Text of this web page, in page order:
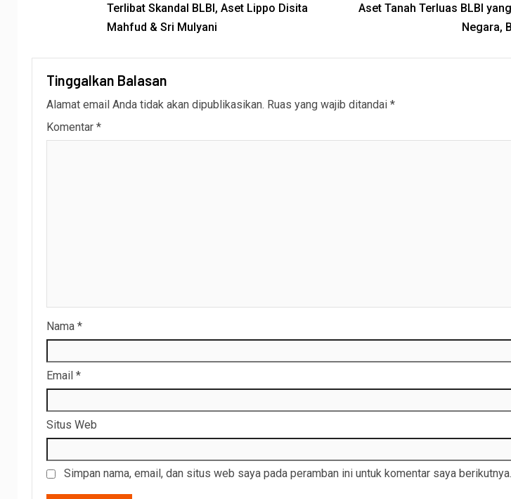
Terlibat Skandal BLBI, Aset Lippo Disita
Mahfud & Sri Mulyani
Aset Tanah Terluas BLBI
Negara,
Tinggalkan Balasan
Alamat email Anda tidak akan dipublikasikan. Ruas yang wajib ditandai *
Komentar *
Nama *
Email *
Situs Web
Simpan nama, email, dan situs web saya pada peramban ini untuk komentar saya berikutnya.